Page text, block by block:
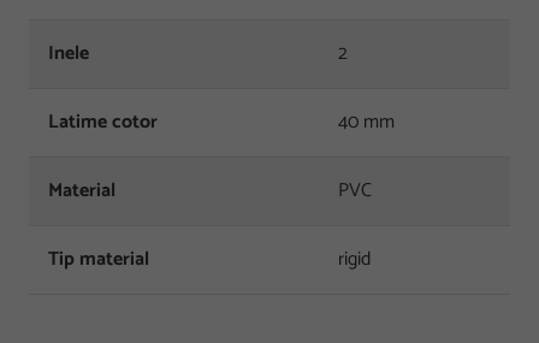
Inele 2
Latime cotor 40 mm
Material PVC
Tip material rigid